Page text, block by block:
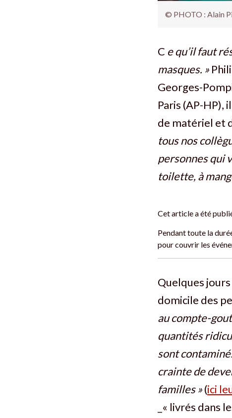
© PHOTO : Alain
C e qu’il faut
masques. »
Georges-
Paris (AP-HP),
de matériel et
tous nos
personnes qui
toilette, à
Cet article a été
Pendant toute la
pour couvrir les
Quelques
domicile des
au compte-
quantités
sont
crainte de
familles »(ici
_« livrés dans